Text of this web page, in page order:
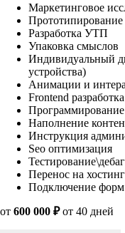
Маркетинговое
Прототипирование
Разработка УТП
Упаковка смыслов
Индивидуальный
устройства)
Анимации и
Frontend
Программирование
Наполнение
Инструкция
Seo оптимизация
Перенос на
Подключение форм
от 600 000 ₽от 40 дней